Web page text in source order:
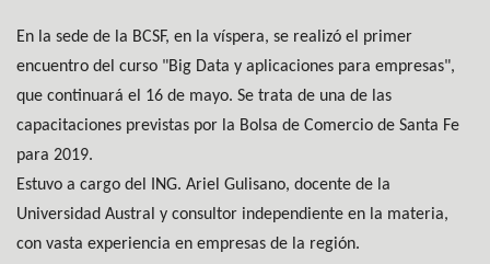
En la sede de la BCSF, en la víspera, se realizó el primer
encuentro del curso "Big Data y aplicaciones para empresas",
que continuará el 16 de mayo. Se trata de una de las
capacitaciones previstas por la Bolsa de Comercio de Santa Fe
para 2019.
Estuvo a cargo del ING. Ariel Gulisano, docente de la
Universidad Austral y consultor independiente en la materia,
con vasta experiencia en empresas de la región.